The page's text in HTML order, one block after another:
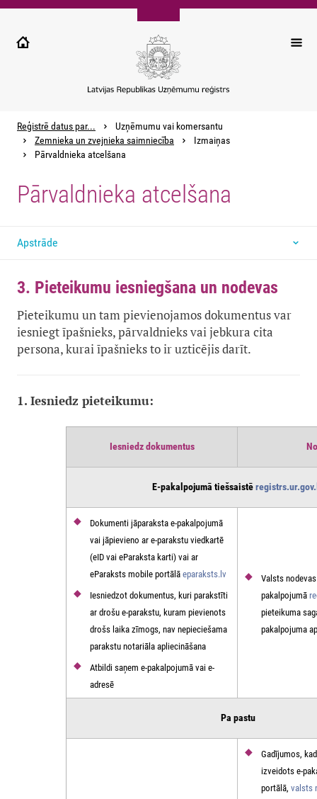
Pārlekt
galveno
Reģistrē datus par...
Uzņēmumu vai komersantu
Zemnieka un zvejnieka saimniecība
Izmaiņas
Pārvaldnieka atcelšana
Pārvaldnieka atcelšana
Apstrāde
3. Pieteikumu iesniegšana un nodevas
Pieteikumu un tam pievienojamos dokumentus var
iesniegt īpašnieks, pārvaldnieks vai jebkura cita
persona, kurai īpašnieks to ir uzticējis darīt.
1. Iesniedz pieteikumu:
Iesniedz dokumentus
E-pakalpojumā tiešsaistē
Dokumenti jāparaksta e-pakalpojumā
vai jāpievieno ar e-parakstu viedkartē
(eID vai eParaksta karti) vai ar
eParaksts mobile portālā eparaksts.lv
Iesniedzot dokumentus, kuri parakstīti
ar drošu e-parakstu, kuram pievienots
drošs laika zīmogs, nav nepieciešama
parakstu notariāla apliecināšana
Atbildi saņem e-pakalpojumā vai e-
adresē
Valsts
pakalpojumā
pieteikuma
pakalpojuma
Pa pastu
Gadījumos,
izveidots e-
portālā, valsts